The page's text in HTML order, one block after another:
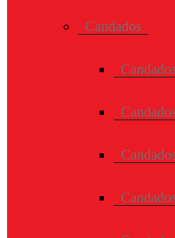
Candados